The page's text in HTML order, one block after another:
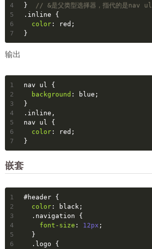
4
5
6
7
}
// &是父类型选择器，指代的是nav ul
.inline {
color : red;
}
输出
1
2
3
4
5
6
7
nav ul {
background : blue;
}
.inline ,
nav
ul {
color : red;
}
嵌套
1
2
3
4
5
6
#header {
color : black;
.navigation {
font-size : 12px ;
  }
.logo {